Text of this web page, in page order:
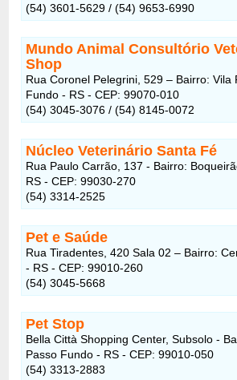
(54) 3601-5629 / (54) 9653-6990
Mundo Animal Consultório
Shop
Rua Coronel Pelegrini, 529 – Bairro: Vila
Fundo - RS - CEP: 99070-010
(54) 3045-3076 / (54) 8145-0072
Núcleo Veterinário Santa Fé
Rua Paulo Carrão, 137 - Bairro:
RS - CEP: 99030-270
(54) 3314-2525
Pet e Saúde
Rua Tiradentes, 420 Sala 02 – Bairro:
- RS - CEP: 99010-260
(54) 3045-5668
Pet Stop
Bella Città Shopping Center, Subsolo -
Passo Fundo - RS - CEP: 99010-050
(54) 3313-2883